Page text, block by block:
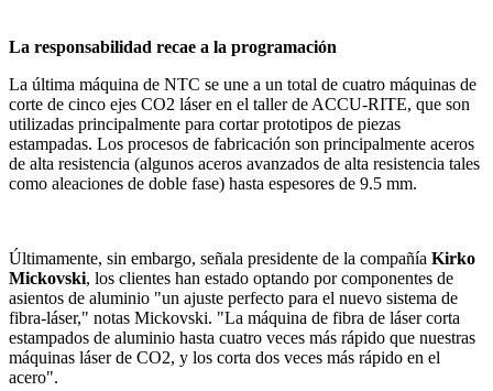
La responsabilidad recae a la programación
La última máquina de NTC se une a un total de cuatro máquinas de
corte de cinco ejes CO2 láser en el taller de ACCU-RITE, que son
utilizadas principalmente para cortar prototipos de piezas
estampadas. Los procesos de fabricación son principalmente aceros
de alta resistencia (algunos aceros avanzados de alta resistencia tales
como aleaciones de doble fase) hasta espesores de 9.5 mm.
Últimamente, sin embargo, señala presidente de la compañía Kirko
Mickovski, los clientes han estado optando por componentes de
asientos de aluminio "un ajuste perfecto para el nuevo sistema de
fibra-láser," notas Mickovski. "La máquina de fibra de láser corta
estampados de aluminio hasta cuatro veces más rápido que nuestras
máquinas láser de CO2, y los corta dos veces más rápido en el
acero".